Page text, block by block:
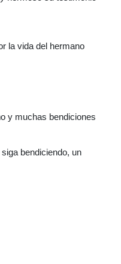
la vida del hermano
y muchas bendiciones
bendiciendo, un